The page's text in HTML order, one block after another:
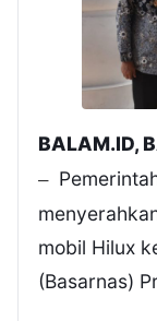
BALAM.ID,
–
mobil Hilux
(Basarnas)